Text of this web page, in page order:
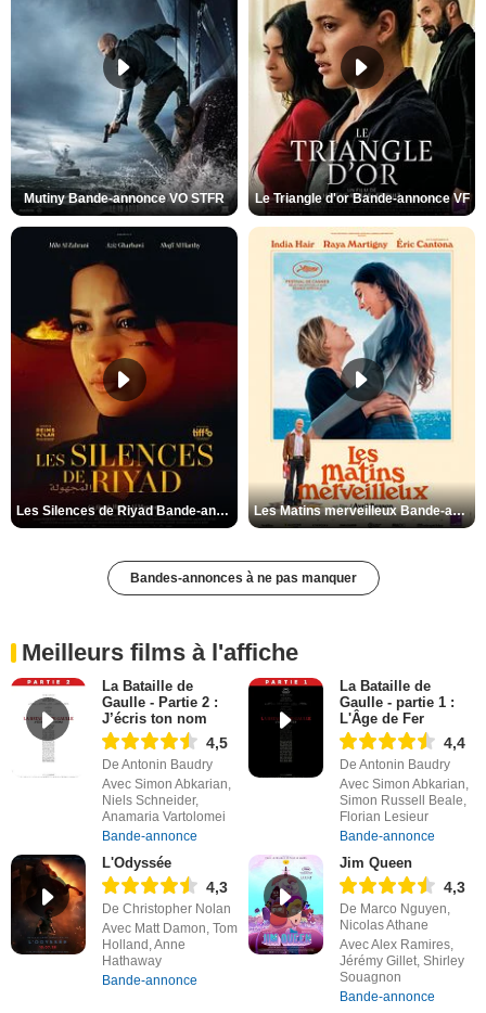
Mutiny Bande-annonce VO STFR Le Triangle d'or Bande-annonce VF
Les Silences de Riyad Bande-annonce VO STFR Les Matins merveilleux Bande-annonce VF
Bandes-annonces à ne pas manquer
Meilleurs films à l'affiche
La Bataille de
Gaulle - Partie 2 :
J’écris ton nom
4,5
De Antonin Baudry
Avec Simon Abkarian,
Niels Schneider,
Anamaria Vartolomei
Bande-annonce
La Bataille de
Gaulle - partie 1 :
L'Âge de Fer
4,4
De Antonin Baudry
Avec Simon Abkarian,
Simon Russell Beale,
Florian Lesieur
Bande-annonce
L'Odyssée
4,3
De Christopher Nolan
Avec Matt Damon, Tom
Holland, Anne
Hathaway
Bande-annonce
Jim Queen
4,3
De Marco Nguyen,
Nicolas Athane
Avec Alex Ramires,
Jérémy Gillet, Shirley
Souagnon
Bande-annonce